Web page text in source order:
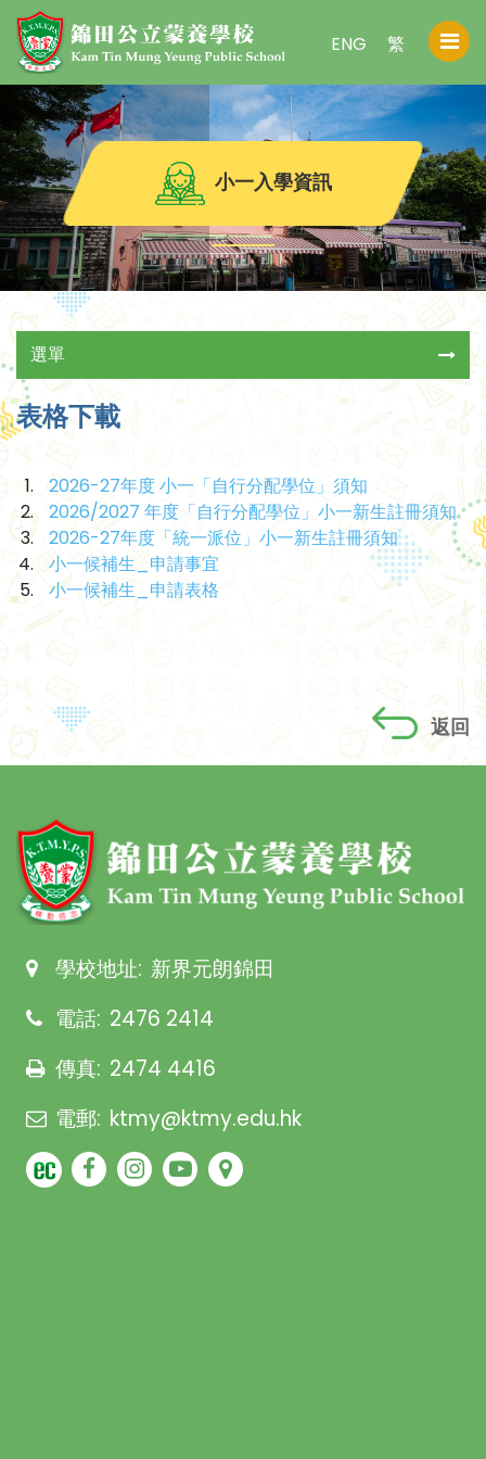
繁
ENG
小一入學資訊
選單
表格下載
2026-27年度 小一「自行分配學位」須知
2026/2027 年度「自行分配學位」小一新生註冊須知
2026-27年度「統一派位」小一新生註冊須知
小一候補生_申請事宜
小一候補生_申請表格
返回
學校地址: 新界元朗錦田
電話: 2476 2414
傳真: 2474 4416
電郵: ktmy@ktmy.edu.hk